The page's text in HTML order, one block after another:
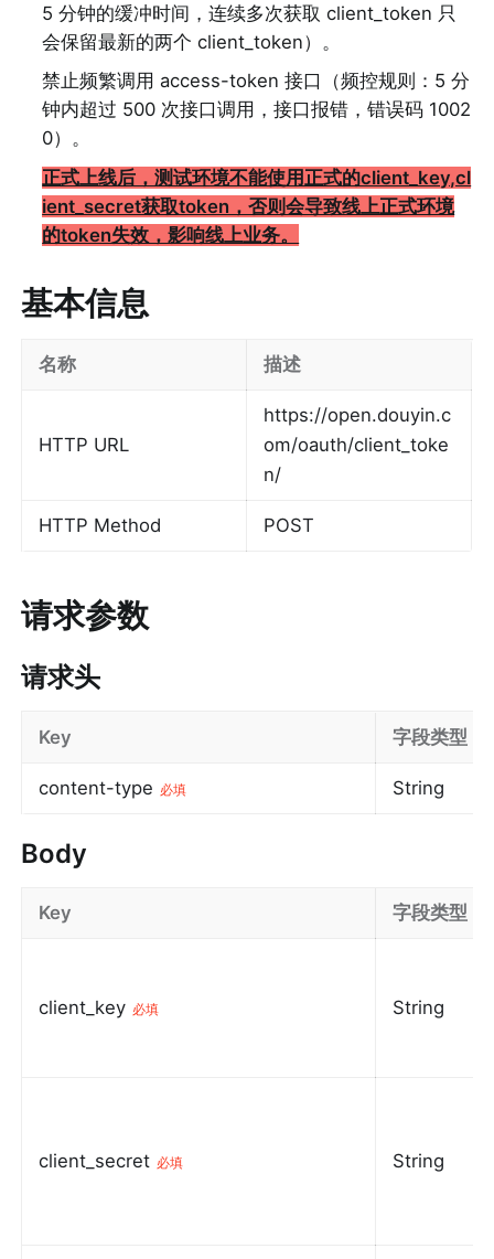
5 分钟的缓冲时间，连续多次获取 client_token 只
会保留最新的两个 client_token）。
禁止频繁调用 access-token 接口（频控规则：5 分
钟内超过 500 次接口调用，接口报错，错误码 1002
0）。
正式上线后，测试环境不能使用正式的client_key,cl
ient_secret获取token，否则会导致线上正式环境
的token失效，影响线上业务。
基本信息
名称 描述
HTTP URL
https://open.douyin.c
om/oauth/client_toke
n/
HTTP Method POST
请求参数
请求头
Key 字段类型
content-type 必填 String
Body
Key 字段类型
client_key 必填 String
client_secret 必填 String